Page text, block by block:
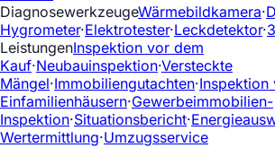
DiagnosewerkzeugeWärmebildkamera·
Hygrometer·Elektrotester·Leckdetektor·
LeistungenInspektion vor dem
Kauf·Neubauinspektion·Versteckte
Mängel·Immobiliengutachten·Inspektion
Einfamilienhäusern·Gewerbeimmobilien-
Inspektion·Situationsbericht·
Wertermittlung·Umzugsservice